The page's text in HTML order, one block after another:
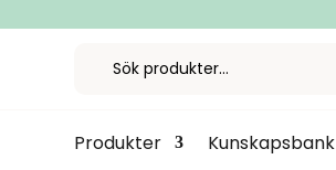
Produkter Kunskapsbank